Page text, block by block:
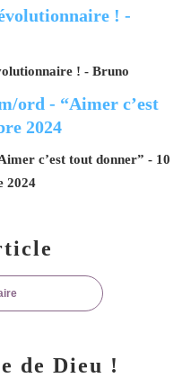
! - Bruno
c’est tout donner” - 10
2024
de Dieu !